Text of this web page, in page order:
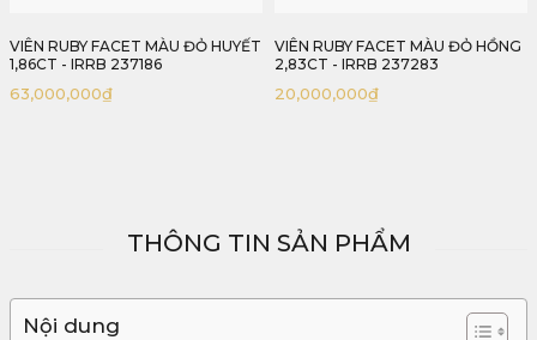
VIÊN RUBY FACET MÀU ĐỎ HUYẾT
1,86CT - IRRB 237186
63,000,000₫
VIÊN RUBY FACET MÀU ĐỎ HỒNG
2,83CT - IRRB 237283
20,000,000₫
THÔNG TIN SẢN PHẨM
Nội dung